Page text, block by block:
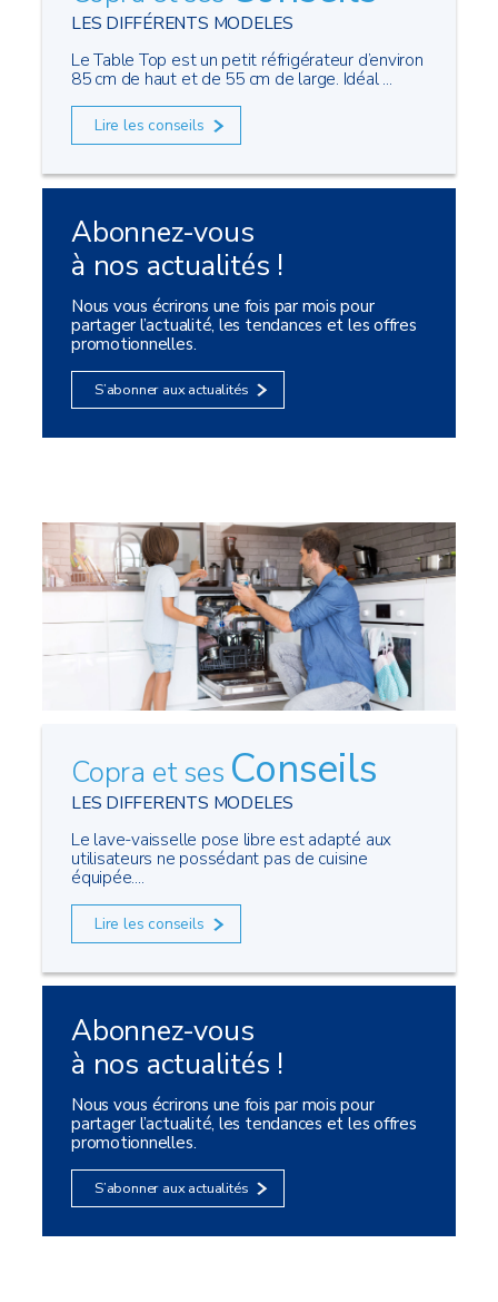
LES DIFFÉRENTS MODELES
Le Table Top est un petit réfrigérateur d’environ
85 cm de haut et de 55 cm de large. Idéal ...
Lire les conseils
Abonnez-vous
à nos actualités !
Nous vous écrirons une fois par mois pour
partager l’actualité, les tendances et les offres
promotionnelles.
S’abonner aux actualités
Copra et ses Conseils
LES DIFFERENTS MODELES
Le lave-vaisselle pose libre est adapté aux
utilisateurs ne possédant pas de cuisine
équipée....
Lire les conseils
Abonnez-vous
à nos actualités !
Nous vous écrirons une fois par mois pour
partager l’actualité, les tendances et les offres
promotionnelles.
S’abonner aux actualités